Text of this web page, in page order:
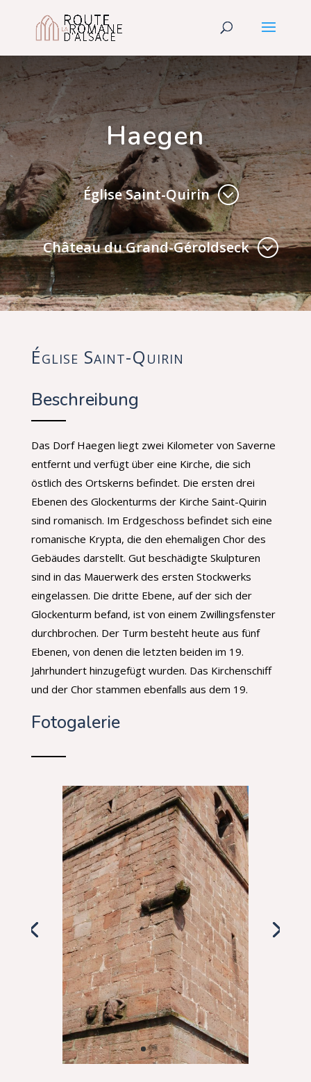
Haegen
Église Saint-Quirin
Château du Grand-Géroldseck
Église Saint-Quirin
Beschreibung
Das Dorf Haegen liegt zwei Kilometer von Saverne
entfernt und verfügt über eine Kirche, die sich
östlich des Ortskerns befindet. Die ersten drei
Ebenen des Glockenturms der Kirche Saint-Quirin
sind romanisch. Im Erdgeschoss befindet sich eine
romanische Krypta, die den ehemaligen Chor des
Gebäudes darstellt. Gut beschädigte Skulpturen
sind in das Mauerwerk des ersten Stockwerks
eingelassen. Die dritte Ebene, auf der sich der
Glockenturm befand, ist von einem Zwillingsfenster
durchbrochen. Der Turm besteht heute aus fünf
Ebenen, von denen die letzten beiden im 19.
Jahrhundert hinzugefügt wurden. Das Kirchenschiff
und der Chor stammen ebenfalls aus dem 19.
Fotogalerie